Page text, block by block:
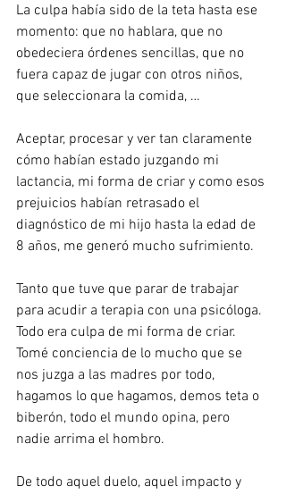
La culpa había sido de la teta hasta ese
momento: que no hablara, que no
obedeciera órdenes sencillas, que no
fuera capaz de jugar con otros niños,
que seleccionara la comida, …
Aceptar, procesar y ver tan claramente
cómo habían estado juzgando mi
lactancia, mi forma de criar y como esos
prejuicios habían retrasado el
diagnóstico de mi hijo hasta la edad de
8 años, me generó mucho sufrimiento.
Tanto que tuve que parar de trabajar
para acudir a terapia con una psicóloga.
Todo era culpa de mi forma de criar.
Tomé conciencia de lo mucho que se
nos juzga a las madres por todo,
hagamos lo que hagamos, demos teta o
biberón, todo el mundo opina, pero
nadie arrima el hombro.
De todo aquel duelo, aquel impacto y